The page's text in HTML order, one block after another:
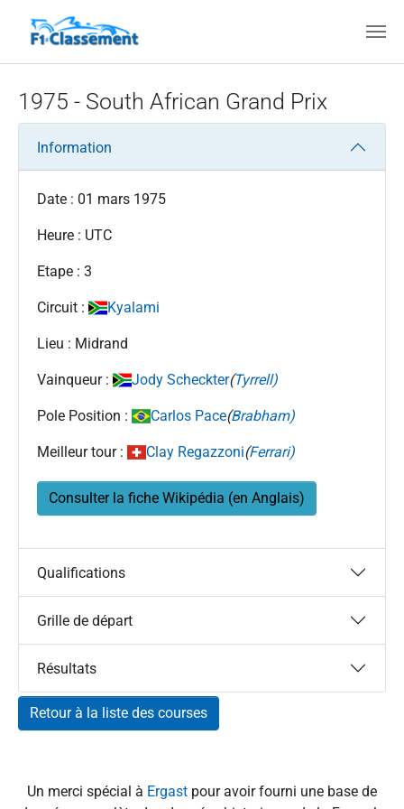
1975 - South African Grand Prix
Information
Date : 01 mars 1975
Heure : UTC
Etape : 3
Circuit : Kyalami
Lieu : Midrand
Vainqueur : Jody Scheckter(Tyrrell)
Pole Position : Carlos Pace(Brabham)
Meilleur tour : Clay Regazzoni(Ferrari)
Consulter la fiche Wikipédia (en Anglais)
Qualifications
Grille de départ
Résultats
Retour à la liste des courses
Un merci spécial à Ergast pour avoir fourni une base de